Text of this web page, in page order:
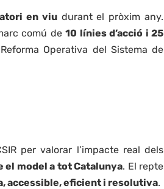
en viudurant el pròxim any.
comú de10 línies d’acció i 25
Operativa del Sistema de
per valorar l’impacte real dels
model a tot Catalunya. El repte
accessible, eficient i resolutiva.